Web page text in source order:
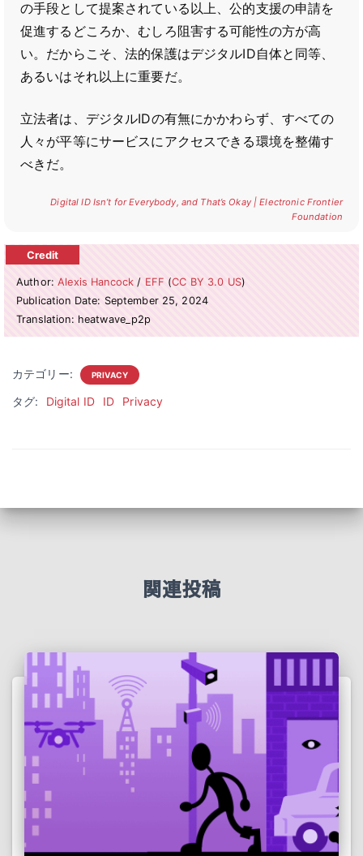
の手段として提案されている以上、公的支援の申請を
促進するどころか、むしろ阻害する可能性の方が高
い。だからこそ、法的保護はデジタルID自体と同等、
あるいはそれ以上に重要だ。
立法者は、デジタルIDの有無にかかわらず、すべての
人々が平等にサービスにアクセスできる環境を整備す
べきだ。
Digital ID Isn’t for Everybody, and That’s Okay | Electronic Frontier
Foundation
Author:Alexis Hancock / EFF (CC BY 3.0 US)
Publication Date: September 25, 2024
Translation: heatwave_p2p
カテゴリー: PRIVACY
タグ: Digital ID ID Privacy
関連投稿